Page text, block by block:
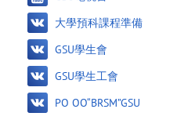
大學預科課程準備
GSU學生會
GSU學生工會
PO OO“BRSM”GSU